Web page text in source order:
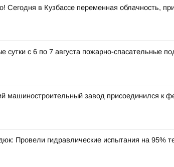
Сегодня в Кузбассе переменная облачность,
сутки с 6 по 7 августа пожарно-спасательные
машиностроительный завод присоединился к
Провели гидравлические испытания на 95%